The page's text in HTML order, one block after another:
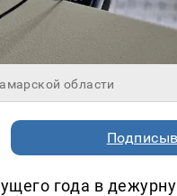
области
года в